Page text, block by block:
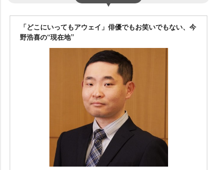
「どこにいってもアウェイ」俳優でもお笑いでもない、今
野浩喜の“現在地”